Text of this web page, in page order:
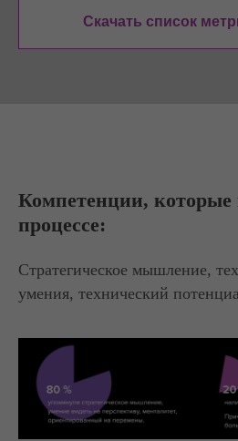
Скачать список
Компетенции, которые
процессе:
Стратегическое мышление,
умения, технический